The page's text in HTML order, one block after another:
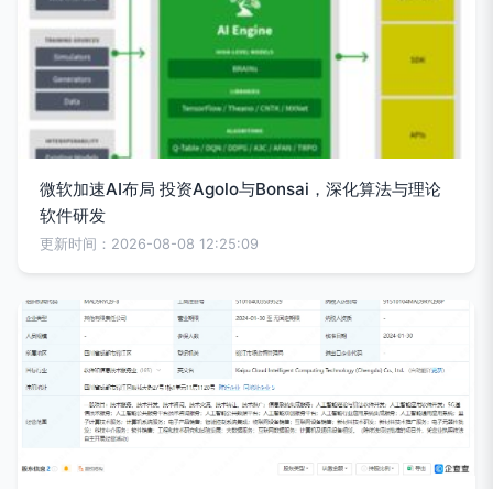
微软加速AI布局 投资Agolo与Bonsai，深化算法与理论
软件研发
更新时间：2026-08-08 12:25:09